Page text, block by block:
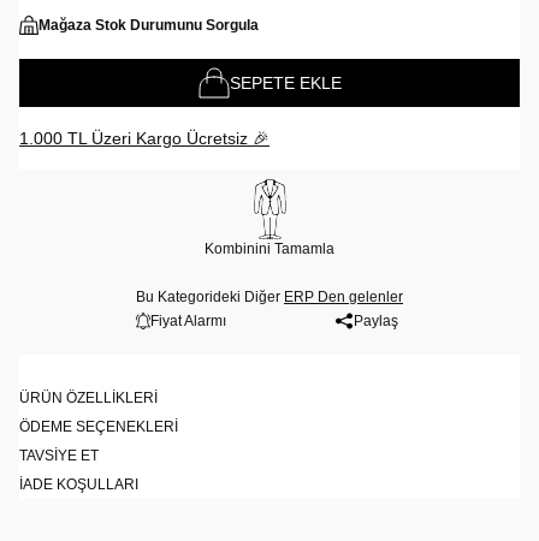
Mağaza Stok Durumunu Sorgula
SEPETE EKLE
1.000 TL Üzeri Kargo Ücretsiz 🎉
Kombinini Tamamla
Bu Kategorideki Diğer ERP Den gelenler
Fiyat Alarmı
Paylaş
ÜRÜN ÖZELLIKLERI
ÖDEME SEÇENEKLERI
TAVSIYE ET
İADE KOŞULLARI